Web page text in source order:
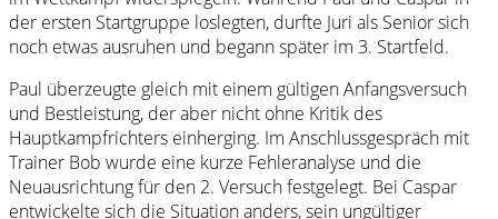
der ersten Startgruppe loslegten, durfte Juri als Senior sich
noch etwas ausruhen und begann später im 3. Startfeld.
Paul überzeugte gleich mit einem gültigen Anfangsversuch
und Bestleistung, der aber nicht ohne Kritik des
Hauptkampfrichters einherging. Im Anschlussgespräch mit
Trainer Bob wurde eine kurze Fehleranalyse und die
Neuausrichtung für den 2. Versuch festgelegt. Bei Caspar
entwickelte sich die Situation anders, sein ungültiger